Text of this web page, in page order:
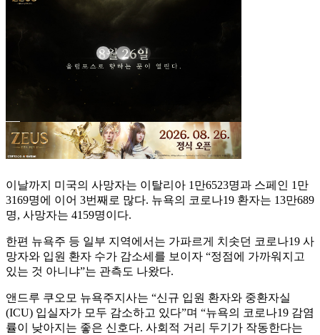
이날까지 미국의 사망자는 이탈리아 1만6523명과 스페인 1만
3169명에 이어 3번째로 많다. 뉴욕의 코로나19 환자는 13만689
명, 사망자는 4159명이다.
한편 뉴욕주 등 일부 지역에서는 가파르게 치솟던 코로나19 사
망자와 입원 환자 수가 감소세를 보이자 “정점에 가까워지고
있는 것 아니냐”는 관측도 나왔다.
앤드루 쿠오모 뉴욕주지사는 “신규 입원 환자와 중환자실
(ICU) 입실자가 모두 감소하고 있다”며 “뉴욕의 코로나19 감염
률이 낮아지는 좋은 신호다. 사회적 거리 두기가 작동한다는